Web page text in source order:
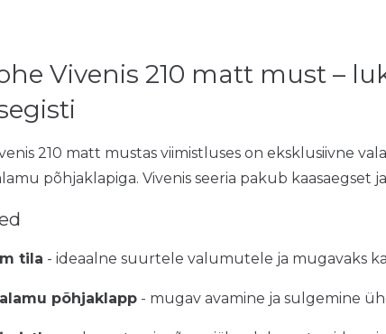
Vivenis 210 matt must –
210 matt mustas viimistluses on eksklusiivne
põhjaklapiga. Vivenis seeria pakub kaasaegset
tila - ideaalne suurtele valumutele ja mugavaks
põhjaklapp - mugav avamine ja sulgemine